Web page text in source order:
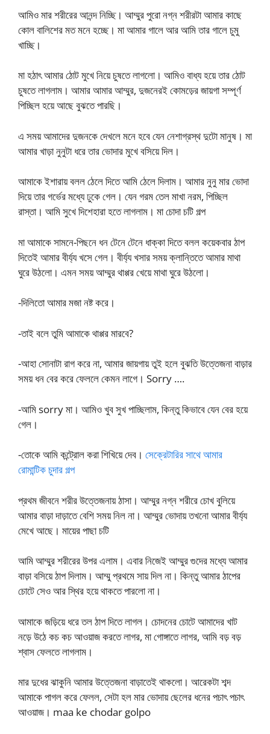
আমিও মার শরীরের আনন্দ নিচ্ছি। আম্মুর পুরো নগ্ন শরীরটা আমার কাছে
কোল বালিশের মত মনে হচ্ছে। মা আমার গালে আর আমি তার গালে চুমু
খাচ্ছি।
মা হঠাৎ আমার ঠোট মুখে নিয়ে চুষতে লাগলো। আমিও বাধ্য হয়ে তার ঠোট
চুষতে লাগলাম। আমার আমার আম্মুর, দুজনেরই কোমড়ের জায়গা সম্পূর্ণ
পিচ্ছিল হয়ে আছে বুঝতে পারছি।
এ সময় আমাদের দুজনকে দেখলে মনে হবে যেন নেশাগ্রস্থ দুটো মানুষ। মা
আমার খাড়া নুনুটা ধরে তার ভোদার মুখে বসিয়ে দিল।
আমাকে ইশারায় বলল ঠেলে দিতে আমি ঠেলে দিলাম। আমার নুনু মার ভোদা
দিয়ে তার গর্ভের মধ্যে ঢুকে গেল। যেন গরম তেল মাখা নরম, পিচ্ছিল
রাস্তা। আমি সুখে দিশেহারা হতে লাগলাম। মা চোদা চটি গল্প
মা আমাকে সামনে-পিছনে ধন টেনে টেনে ধাক্কা দিতে বলল কয়েকবার ঠাপ
দিতেই আমার বীর্য্য খসে গেল। বীর্য্য খসার সময় ক্লান্তিতে আমার মাথা
ঘুরে উঠলো। এমন সময় আম্মুর থাপ্পর খেয়ে মাথা ঘুরে উঠলো।
-দিলিতো আমার মজা নষ্ট করে।
-তাই বলে তুমি আমাকে থাপ্পর মারবে?
-আহা সোনাটা রাগ করে না, আমার জায়গায় তুই হলে বুঝতি উত্তেজনা বাড়ার
সময় ধন বের করে ফেললে কেমন লাগে। Sorry ….
-আমি sorry মা। আমিও খুব সুখ পাচ্ছিলাম, কিন্তু কিভাবে যেন বের হয়ে
গেল।
-তোকে আমি কন্ট্রোল করা শিখিয়ে দেব। সেক্রেটারির সাথে আমার
রোমান্টিক চুদার গল্প
প্রথম জীবনে শরীর উত্তেজনায় ঠাসা। আম্মুর নগ্ন শরীরে চোখ বুলিয়ে
আমার বাড়া দাড়াতে বেশি সময় নিল না। আম্মুর ভোদায় তখনো আমার বীর্য্য
মেখে আছে। মায়ের পাছা চটি
আমি আম্মুর শরীরের উপর এলাম। এবার নিজেই আম্মুর গুদের মধ্যে আমার
বাড়া বসিয়ে ঠাপ দিলাম। আম্মু প্রথমে সায় দিল না। কিন্তু আমার ঠাপের
চোটে সেও আর স্থির হয়ে থাকতে পারলো না।
আমাকে জড়িয়ে ধরে তল ঠাপ দিতে লাগল। চোদনের চোটে আমাদের খাট
নড়ে উঠে কচ কচ আওয়াজ করতে লাগর, মা গোঙ্গাতে লাগর, আমি বড় বড়
শ্বাস ফেলতে লাগলাম।
মার দুধের ঝাকুনি আমার উত্তেজনা বাড়াতেই থাকলো। আরেকটা শব্দ
আমাকে পাগল করে ফেলল, সেটা হল মার ভোদায় ছেলের ধনের পচাৎ পচাৎ
আওয়াজ। maa ke chodar golpo